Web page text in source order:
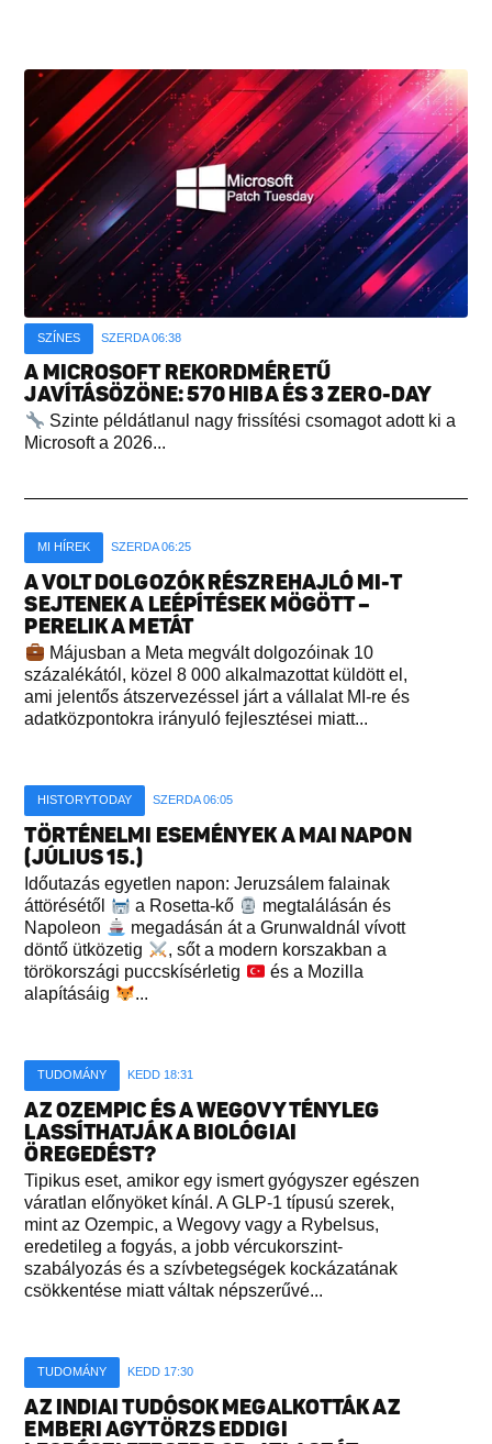
SZÍNES SZERDA 06:38
A MICROSOFT REKORDMÉRETŰ
JAVÍTÁSÖZÖNE: 570 HIBA ÉS 3 ZERO-DAY
Szinte példátlanul nagy frissítési csomagot adott ki a
Microsoft a 2026...
MI HÍREK SZERDA 06:25
A VOLT DOLGOZÓK RÉSZREHAJLÓ MI-T
SEJTENEK A LEÉPÍTÉSEK MÖGÖTT –
PERELIK A METÁT
Májusban a Meta megvált dolgozóinak 10
százalékától, közel 8 000 alkalmazottat küldött el,
ami jelentős átszervezéssel járt a vállalat MI-re és
adatközpontokra irányuló fejlesztései miatt...
HISTORYTODAY SZERDA 06:05
TÖRTÉNELMI ESEMÉNYEK A MAI NAPON
(JÚLIUS 15.)
Időutazás egyetlen napon: Jeruzsálem falainak
áttörésétől
a Rosetta-kő
megtalálásán és
Napoleon
megadásán át a Grunwaldnál vívott
döntő ütközetig
, sőt a modern korszakban a
törökországi puccskísérletig
és a Mozilla
alapításáig
...
TUDOMÁNY KEDD 18:31
AZ OZEMPIC ÉS A WEGOVY TÉNYLEG
LASSÍTHATJÁK A BIOLÓGIAI
ÖREGEDÉST?
Tipikus eset, amikor egy ismert gyógyszer egészen
váratlan előnyöket kínál. A GLP-1 típusú szerek,
mint az Ozempic, a Wegovy vagy a Rybelsus,
eredetileg a fogyás, a jobb vércukorszint-
szabályozás és a szívbetegségek kockázatának
csökkentése miatt váltak népszerűvé...
TUDOMÁNY KEDD 17:30
AZ INDIAI TUDÓSOK MEGALKOTTÁK AZ
EMBERI AGYTÖRZS EDDIGI